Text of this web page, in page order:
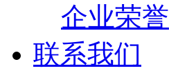
企业荣誉
联系我们